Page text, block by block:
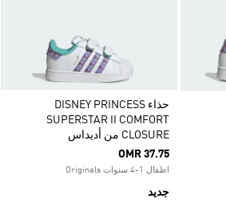
حذاء DISNEY PRINCESS
SUPERSTAR II COMFORT
CLOSURE من أديداس
OMR 37.75
اطفال 1-4 سنوات Originals
جديد